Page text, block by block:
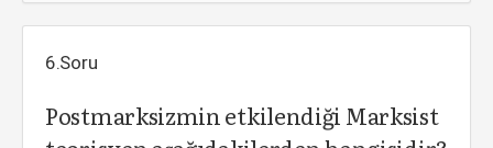
6.Soru
Postmarksizmin etkilendiği Marksist